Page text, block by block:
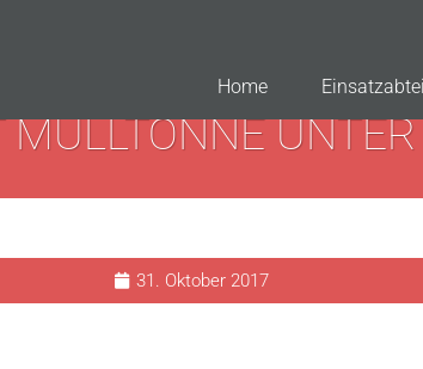
Home
MÜLLTONNE
31. Oktober 2017